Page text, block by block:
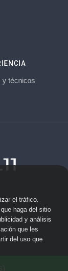
y técnicos
el tráfico.
haga del sitio
y análisis
que les
del uso que